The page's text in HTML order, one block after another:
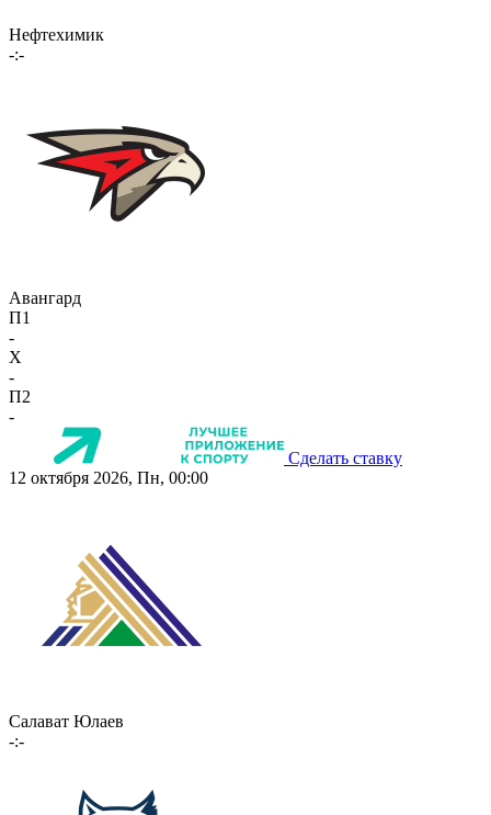
Нефтехимик
-:-
Авангард
П1
-
X
-
П2
-
Сделать ставку
12 октября 2026, Пн, 00:00
Салават Юлаев
-:-